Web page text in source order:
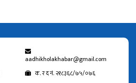
aadhikholakhabar@gmail.com
क. र द नं. २१८३६८/७५/०७६